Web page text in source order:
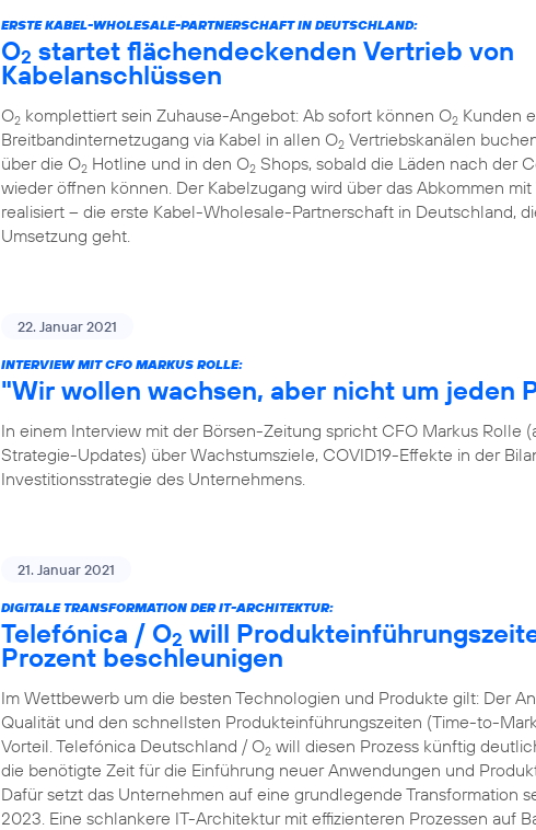
ERSTE KABEL-WHOLESALE-PARTNERSCHAFT IN DEUTSCHLAND:
O2 startet flächendeckenden Vertrieb von
Kabelanschlüssen
O2 komplettiert sein Zuhause-Angebot: Ab sofort können O2 Kunden
Breitbandinternetzugang via Kabel in allen O2 Vertriebskanälen
über die O2 Hotline und in den O2 Shops, sobald die Läden nach der
wieder öffnen können. Der Kabelzugang wird über das Abkommen
realisiert – die erste Kabel-Wholesale-Partnerschaft in Deutschland,
Umsetzung geht.
22. Januar 2021
INTERVIEW MIT CFO MARKUS ROLLE:
"Wir wollen wachsen, aber nicht um jeden
In einem Interview mit der Börsen-Zeitung spricht CFO Markus Rolle
Strategie-Updates) über Wachstumsziele, COVID19-Effekte in der
Investitionsstrategie des Unternehmens.
21. Januar 2021
DIGITALE TRANSFORMATION DER IT-ARCHITEKTUR:
Telefónica / O2 will
Prozent beschleunigen
Im Wettbewerb um die besten Technologien und Produkte gilt: Der
Qualität und den schnellsten Produkteinführungszeiten (Time-to-
Vorteil. Telefónica Deutschland / O2 will diesen Prozess künftig
die benötigte Zeit für die Einführung neuer Anwendungen und
Dafür setzt das Unternehmen auf eine grundlegende Transformation
2023. Eine schlankere IT-Architektur mit effizienteren Prozessen auf